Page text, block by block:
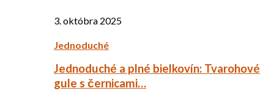
3. októbra 2025
Jednoduché
Jednoduché a plné bielkovín: Tvarohové
gule s černicami…